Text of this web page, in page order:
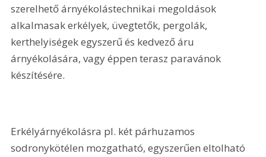
szerelhető árnyékolástechnikai megoldások
alkalmasak erkélyek, üvegtetők, pergolák,
kerthelyiségek egyszerű és kedvező áru
árnyékolására, vagy éppen terasz paravánok
készítésére.
Erkélyárnyékolásra pl. két párhuzamos
sodronykötélen mozgatható, egyszerűen eltolható